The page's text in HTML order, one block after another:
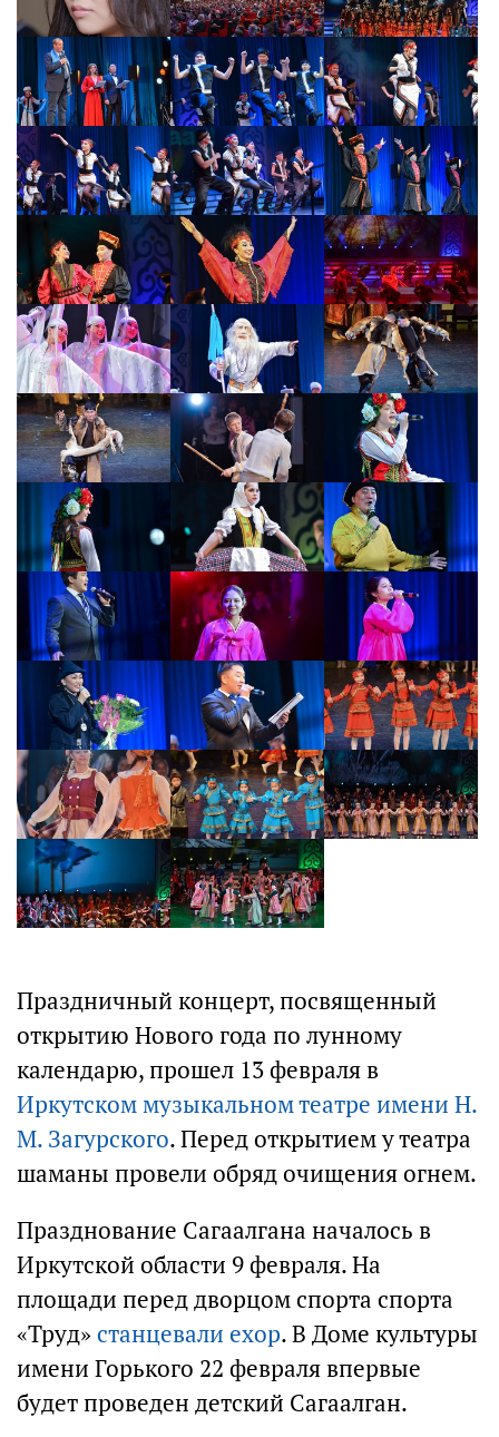
Праздничный концерт, посвященный
открытию Нового года по лунному
календарю, прошел 13 февраля в
Иркутском музыкальном театре имени Н.
М. Загурского. Перед открытием у театра
шаманы провели обряд очищения огнем.
Празднование Сагаалгана началось в
Иркутской области 9 февраля. На
площади перед дворцом спорта спорта
«Труд»станцевали ехор. В Доме культуры
имени Горького 22 февраля впервые
будет проведен детский Сагаалган.